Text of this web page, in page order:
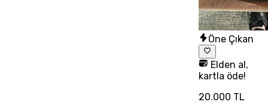
Öne Çıkan
Elden al,
kartla öde!
20.000 TL